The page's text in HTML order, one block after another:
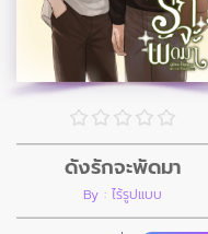
ดั่งรักจะพัดมา
By : ไร้รูปแบบ